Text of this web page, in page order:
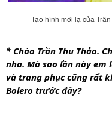
Tạo hình mới lạ của
* Chào Trần Thu Thảo.
nha. Mà sao lần này em
và trang phục cũng rất
Bolero trước đây?